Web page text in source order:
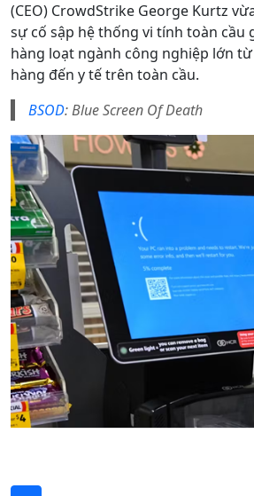
(CEO) CrowdStrike George Kurtz
sự cố sập hệ thống vi tính toàn cầu
hàng loạt ngành công nghiệp lớn
hàng đến y tế trên toàn cầu.
BSOD: Blue Screen Of Death